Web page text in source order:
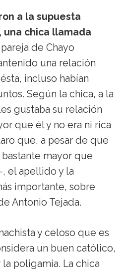
a la supuesta
una chica llamada
de Chayo
una relación
incluso habían
Según la chica, a la
gustaba su relación
que él y no era ni rica
que, a pesar de que
mayor que
el apellido y la
importante, sobre
Antonio Tejada.
y celoso que es
un buen católico,
poligamia. La chica